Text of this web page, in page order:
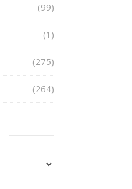
(99)
(1)
(275)
(264)